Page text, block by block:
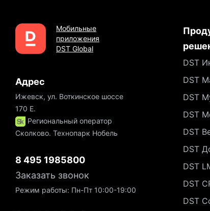
Мобильные
приложения
DST Global
Адрес
Ижевск, ул. Воткинское шоссе
170 Е.
Региональный оператор
Сколково. Технопарк Нобель
8 495 1985800
Заказать звонок
Режим работы: Пн-Пт 10:00-19:00
DST
DST
DST
DST
DST
DST
DST
DST
DST